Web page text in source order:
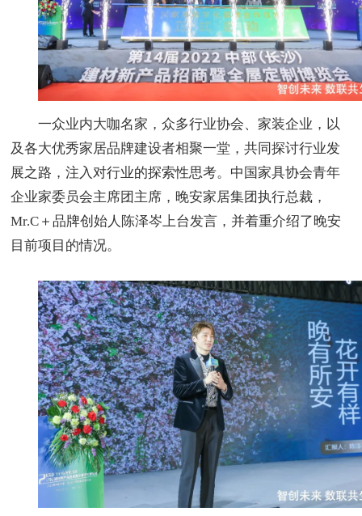
一众业内大咖名家，众多行业协会、家装企业，以
及各大优秀家居品牌建设者相聚一堂，共同探讨行业发
展之路，注入对行业的探索性思考。中国家具协会青年
企业家委员会主席团主席，晚安家居集团执行总裁，
Mr.C＋品牌创始人陈泽岑上台发言，并着重介绍了晚安
目前项目的情况。